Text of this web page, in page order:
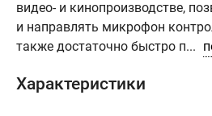
видео- и кинопроизводстве,
и направлять микрофон
также достаточно быстро п...
Характеристики